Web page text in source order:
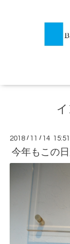
2018 / 11 / 14 15:51
今年もこの日